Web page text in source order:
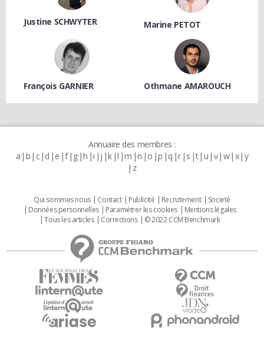
Justine SCHWYTER Marine PETOT
François GARNIER Othmane AMAROUCH
Annuaire des membres :
a b c d e f g h i j k l m n o p q r s t u v w x y
z
Qui sommes nous Contact Publicité Recrutement
Societé
Données personnelles
Paramétrer les cookies
Mentions légales
Tous les articles
Corrections © 2022 CCM Benchmark